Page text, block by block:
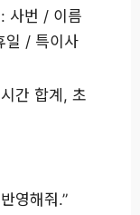
사번 / 이름
일 / 특이사
간 합계, 초
영해줘.”